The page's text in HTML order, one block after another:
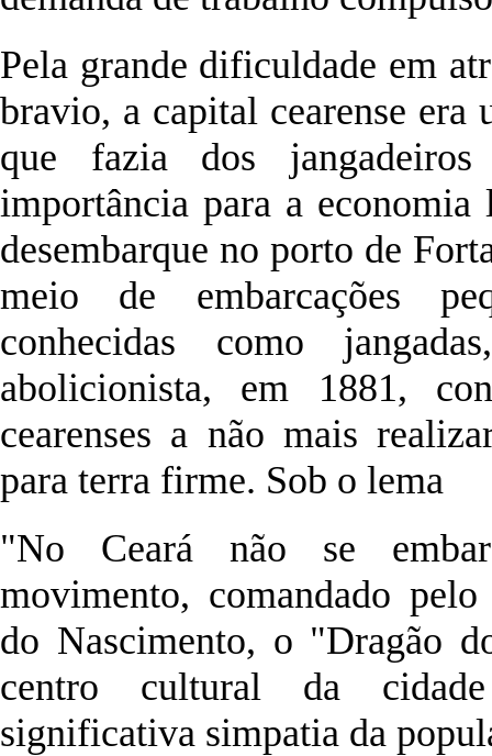
Pela grande dificuldade em
bravio, a capital cearense era
que fazia dos
importância para a
desembarque no porto de
meio de embarcações
conhecidas como
abolicionista, em 1881,
cearenses a não mais
para terra firme. Sob o lema
"No Ceará não se
movimento, comandado
do Nascimento, o "Dragão
centro cultural da
significativa simpatia da